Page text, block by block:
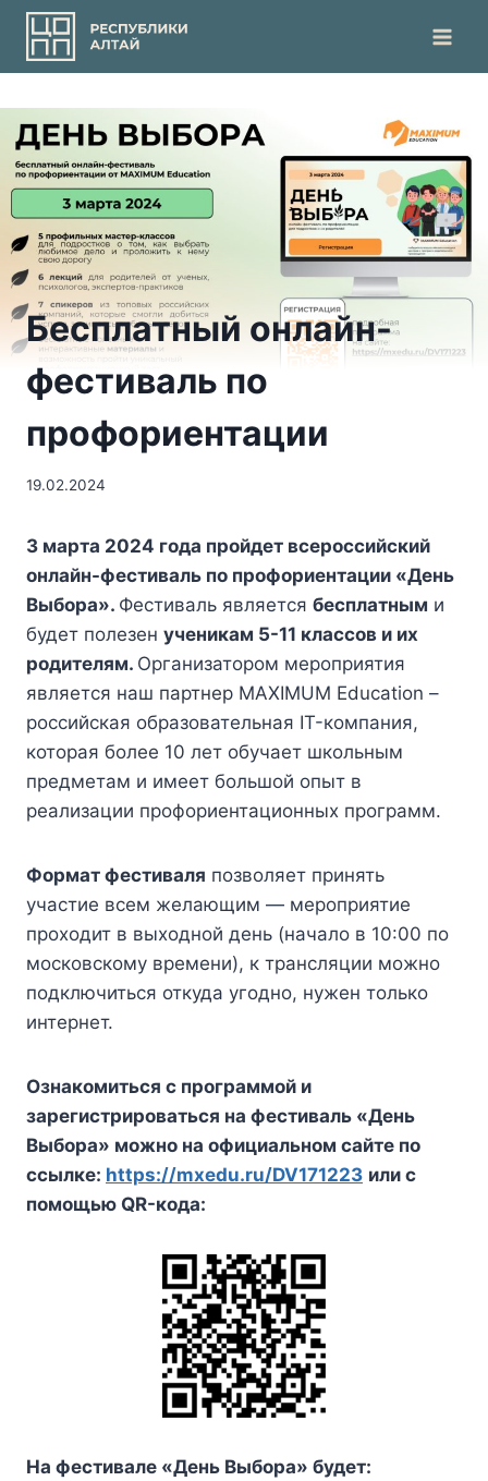
Перейти
содержимому
Бесплатный онлайн-
фестиваль по
профориентации
19.02.2024
3 марта 2024 года пройдет всероссийский
онлайн-фестиваль по профориентации «День
Выбора». Фестиваль является бесплатным и
будет полезен ученикам 5-11 классов и их
родителям. Организатором мероприятия
является наш партнер MAXIMUM Education –
российская образовательная IT-компания,
которая более 10 лет обучает школьным
предметам и имеет большой опыт в
реализации профориентационных программ.
Формат фестиваля позволяет принять
участие всем желающим — мероприятие
проходит в выходной день (начало в 10:00 по
московскому времени), к трансляции можно
подключиться откуда угодно, нужен только
интернет.
Ознакомиться с программой и
зарегистрироваться на фестиваль «День
Выбора» можно на официальном сайте по
ссылке: https://mxedu.ru/DV171223 или с
помощью QR-кода:
На фестивале «День Выбора» будет: